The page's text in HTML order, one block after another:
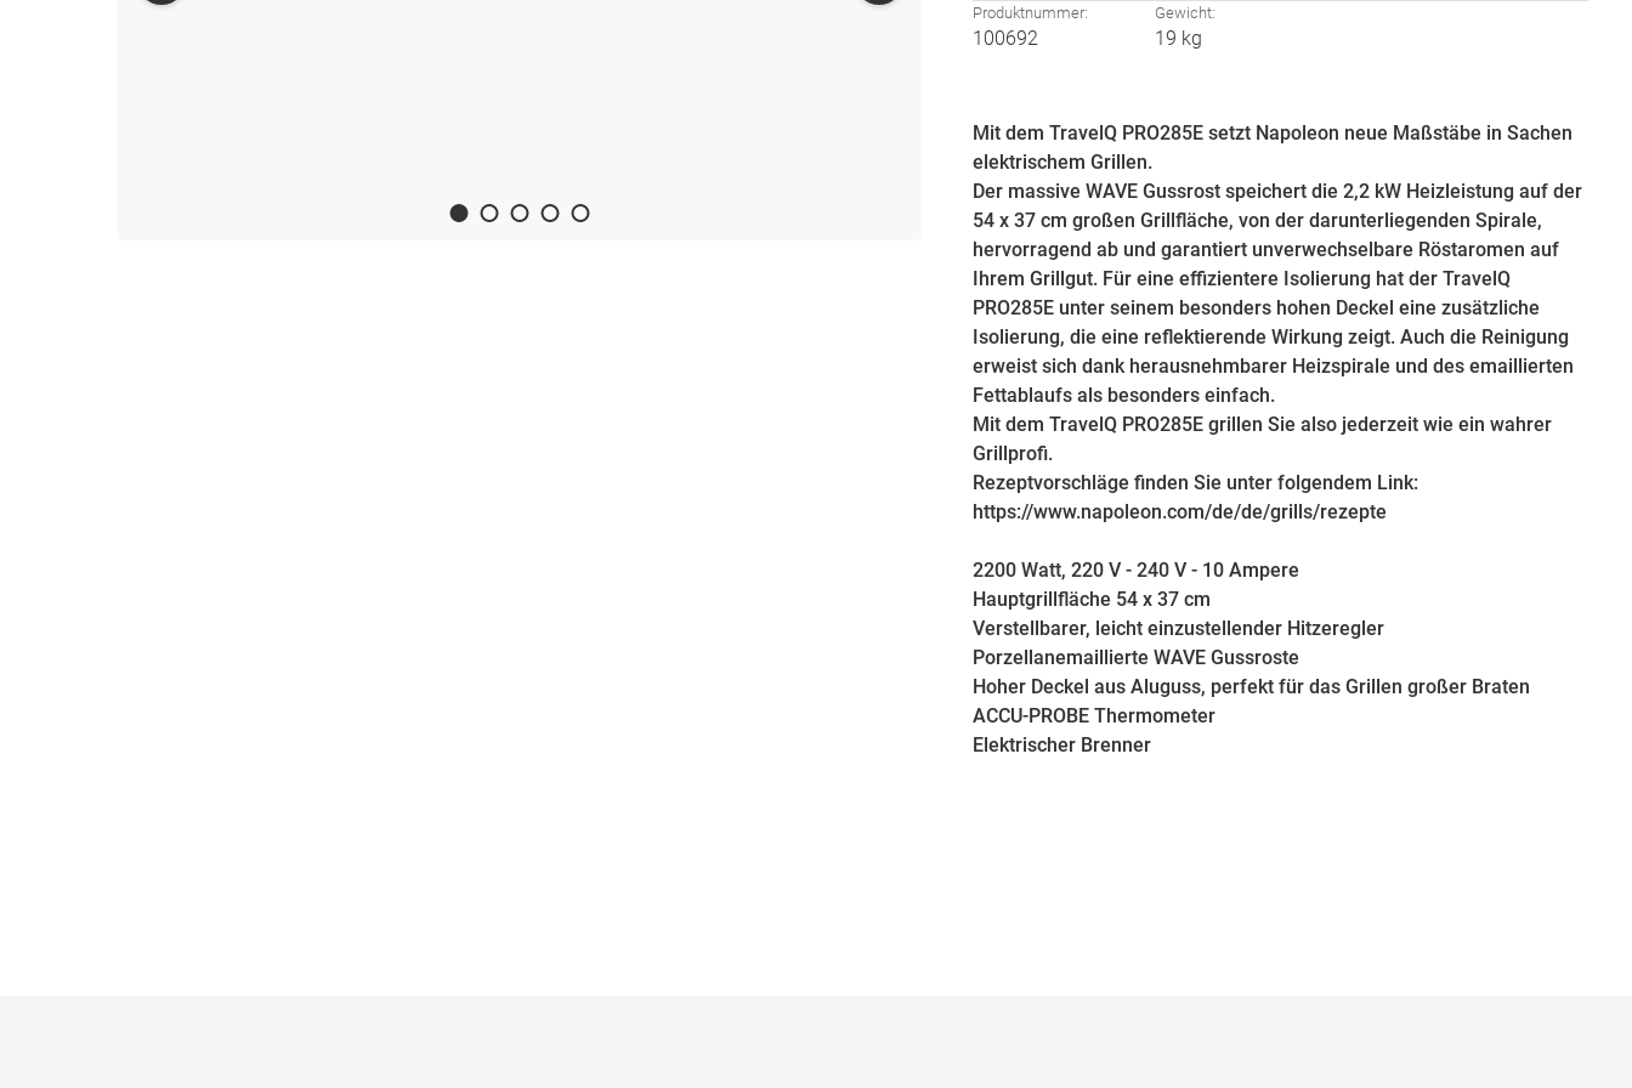
Produktnummer:
100692
Gewicht:
19 kg
Mit dem TravelQ PRO285E setzt Napoleon neue Maßstäbe in Sachen
elektrischem Grillen.
Der massive WAVE Gussrost speichert die 2,2 kW Heizleistung auf der
54 x 37 cm großen Grillfläche, von der darunterliegenden Spirale,
hervorragend ab und garantiert unverwechselbare Röstaromen auf
Ihrem Grillgut. Für eine effizientere Isolierung hat der TravelQ
PRO285E unter seinem besonders hohen Deckel eine zusätzliche
Isolierung, die eine reflektierende Wirkung zeigt. Auch die Reinigung
erweist sich dank herausnehmbarer Heizspirale und des emaillierten
Fettablaufs als besonders einfach.
Mit dem TravelQ PRO285E grillen Sie also jederzeit wie ein wahrer
Grillprofi.
Rezeptvorschläge finden Sie unter folgendem Link:
https://www.napoleon.com/de/de/grills/rezepte
2200 Watt, 220 V - 240 V - 10 Ampere
Hauptgrillfläche 54 x 37 cm
Verstellbarer, leicht einzustellender Hitzeregler
Porzellanemaillierte WAVE Gussroste
Hoher Deckel aus Aluguss, perfekt für das Grillen großer Braten
ACCU-PROBE Thermometer
Elektrischer Brenner